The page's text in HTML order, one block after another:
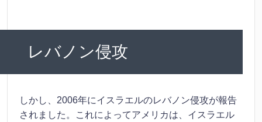
レバノン侵攻
しかし、2006年にイスラエルのレバノン侵攻が報告
されました。これによってアメリカは、イスラエル